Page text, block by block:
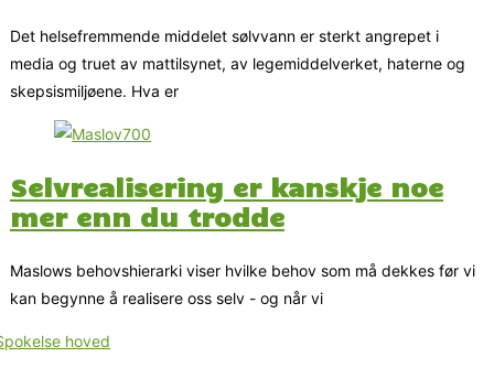
Det helsefremmende middelet sølvvann er sterkt angrepet i
media og truet av mattilsynet, av legemiddelverket, haterne og
skepsismiljøene. Hva er
Selvrealisering er kanskje noe
mer enn du trodde
Maslows behovshierarki viser hvilke behov som må dekkes før vi
kan begynne å realisere oss selv - og når vi